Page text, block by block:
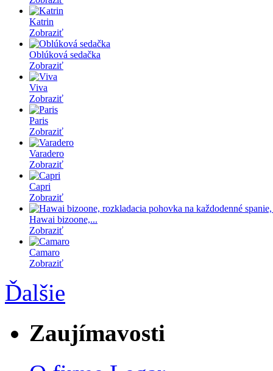
Katrin
Zobraziť
Oblúková sedačka
Zobraziť
Viva
Zobraziť
Paris
Zobraziť
Varadero
Zobraziť
Capri
Zobraziť
Hawai bizoone,...
Zobraziť
Camaro
Zobraziť
Ďalšie
Zaujímavosti